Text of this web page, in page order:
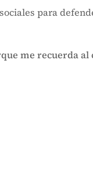
para
me recuerda